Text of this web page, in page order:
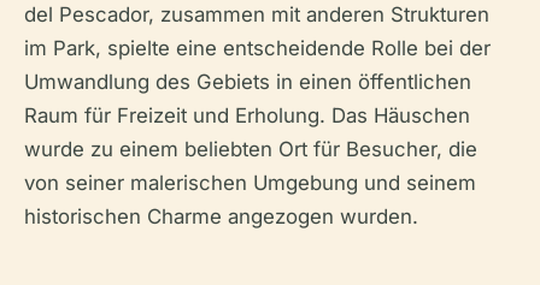
del Pescador, zusammen mit anderen Strukturen
im Park, spielte eine entscheidende Rolle bei der
Umwandlung des Gebiets in einen öffentlichen
Raum für Freizeit und Erholung. Das Häuschen
wurde zu einem beliebten Ort für Besucher, die
von seiner malerischen Umgebung und seinem
historischen Charme angezogen wurden.